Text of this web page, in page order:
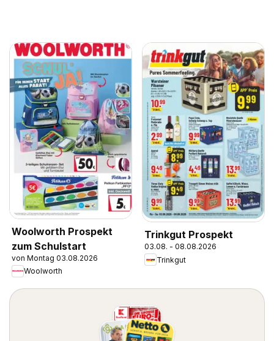
Woolworth Prospekt
zum Schulstart
von Montag 03.08.2026
Woolworth
Trinkgut Prospekt
03.08. - 08.08.2026
Trinkgut